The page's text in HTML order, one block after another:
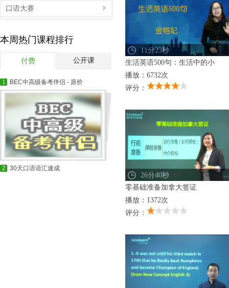
口语大赛
扫黄打非公益展播
短视频
本周热门课程排行
付费 公开课
1 BEC中高级备考伴侣 - 原价
2 30天口语语汇速成
11分23秒
生活英语500句：生活中的小
播放：6732次
评分：
26分40秒
零基础准备加拿大签证
播放：1372次
评分：